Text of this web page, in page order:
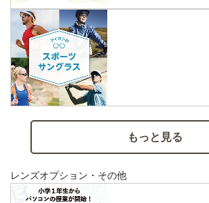
もっと見る
レンズオプション・その他